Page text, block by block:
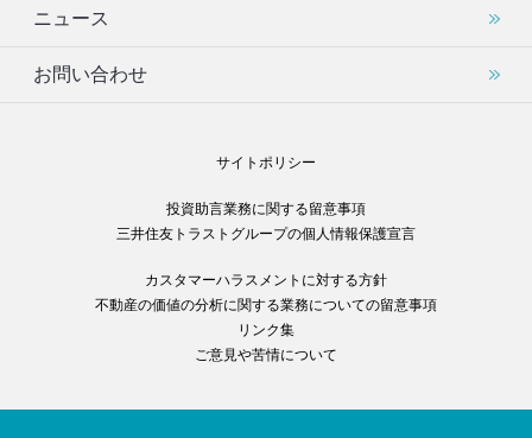
ニュース
お問い合わせ
サイトポリシー
投資助言業務に関する留意事項
三井住友トラストグループの個人情報保護宣言
カスタマーハラスメントに対する方針
不動産の価値の分析に関する業務についての留意事項
リンク集
ご意見や苦情について